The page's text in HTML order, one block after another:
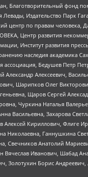
Благотворительный фонд
Издательство Парк
центр по правам
Центр развития
Институт развития
наследия академика
ассоциация, Бедушев Петр
Александр Алексеевич,
Шарипков Олег
Щаров Сергей
Чуркина Наталья
Васильевна, Захарова
Кириллович, Флиге
Николаевна, Ганнушкина
Свечников Анатолий
Вячеслав Иванович, Шабад
Золотухин Борис